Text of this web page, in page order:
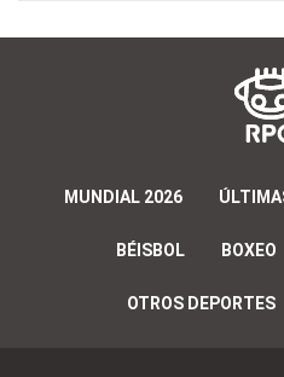
MUNDIAL 2026
BÉISBOL BOXEO
OTROS DEPORTES